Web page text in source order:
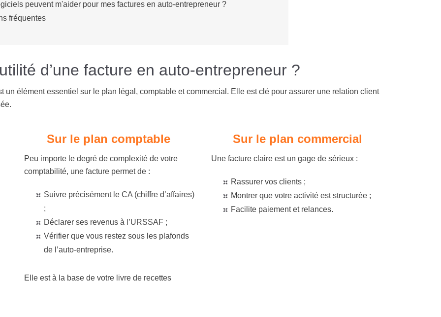
peuvent m'aider pour mes factures en auto-entrepreneur ?
fréquentes
d’une facture en auto-entrepreneur ?
un élément essentiel sur le plan légal, comptable et commercial. Elle est clé pour assurer une relation client
Sur le plan comptable
Peu importe le degré de complexité de votre
comptabilité, une facture permet de :
Suivre précisément le CA (chiffre d’affaires)
;
Déclarer ses revenus à l’URSSAF ;
Vérifier que vous restez sous les plafonds
de l’auto-entreprise.
Elle est à la base de votre livre de recettes
Sur le plan commercial
Une facture claire est un gage de sérieux :
Rassurer vos clients ;
Montrer que votre activité est structurée ;
Facilite paiement et relances.